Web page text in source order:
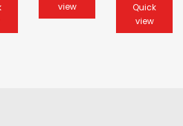
view
Quick
view